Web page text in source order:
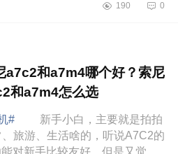
q343相机怎么样值得买吗？索尼
190 0
a7c2和a7m4哪个好？索尼
和a7m4怎么选
#
新手小白，主要就是拍拍
、旅游、生活啥的，听说A7C2的